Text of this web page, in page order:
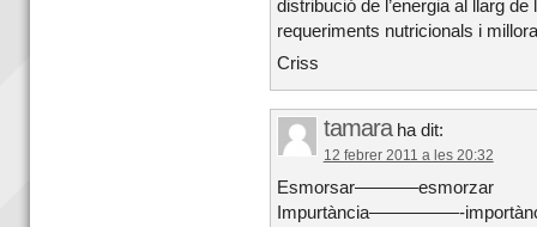
distribució de l’energia al llarg
requeriments nutricionals i
Criss
tamara ha dit:
12 febrer 2011 a les 20:32
Esmorsar———–esmorzar
Impurtància—————-